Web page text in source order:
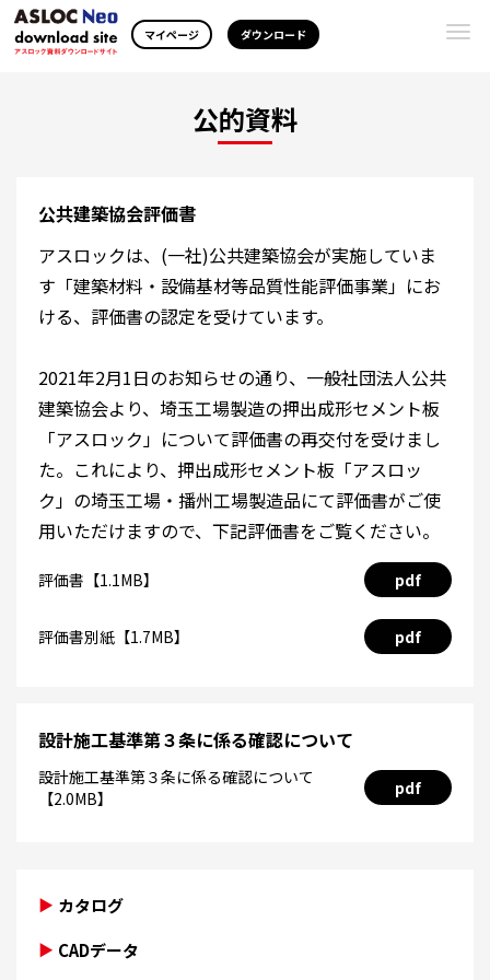
マイページ ダウンロード
公的資料
公共建築協会評価書
アスロックは、(一社)公共建築協会が実施していま
す「建築材料・設備基材等品質性能評価事業」にお
ける、評価書の認定を受けています。
2021年2月1日のお知らせの通り、一般社団法人公共
建築協会より、埼玉工場製造の押出成形セメント板
「アスロック」について評価書の再交付を受けまし
た。これにより、押出成形セメント板「アスロッ
ク」の埼玉工場・播州工場製造品にて評価書がご使
用いただけますので、下記評価書をご覧ください。
評価書【1.1MB】 pdf
評価書別紙【1.7MB】 pdf
設計施工基準第３条に係る確認について
設計施工基準第３条に係る確認について
【2.0MB】
pdf
カタログ
CADデータ